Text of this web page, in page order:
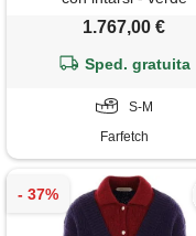
1.767,00 €
Sped. gratuita
S-M
Farfetch